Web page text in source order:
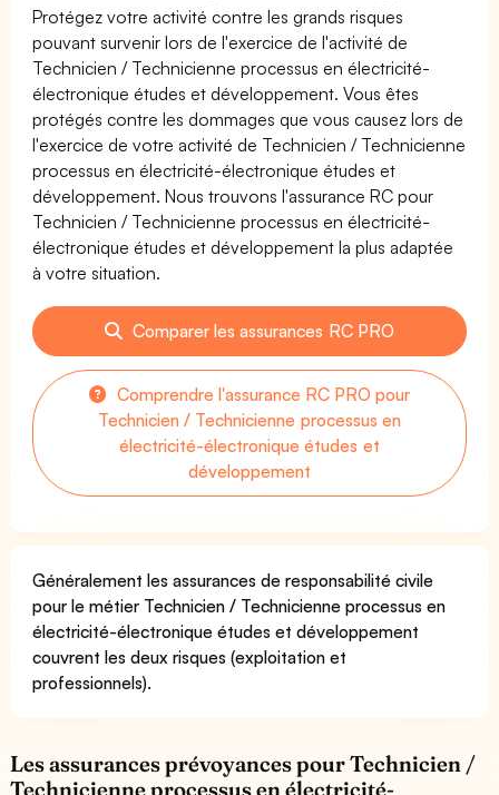
Protégez votre activité contre les grands risques
pouvant survenir lors de l'exercice de l'activité de
Technicien / Technicienne processus en électricité-
électronique études et développement. Vous êtes
protégés contre les dommages que vous causez lors de
l'exercice de votre activité de Technicien / Technicienne
processus en électricité-électronique études et
développement. Nous trouvons l'assurance RC pour
Technicien / Technicienne processus en électricité-
électronique études et développement la plus adaptée
à votre situation.
Comparer les assurances RC PRO
Comprendre l'assurance RC PRO pour
Technicien / Technicienne processus en
électricité-électronique études et
développement
Généralement les assurances de responsabilité civile
pour le métier Technicien / Technicienne processus en
électricité-électronique études et développement
couvrent les deux risques (exploitation et
professionnels).
Les assurances prévoyances pour Technicien /
Technicienne processus en électricité-